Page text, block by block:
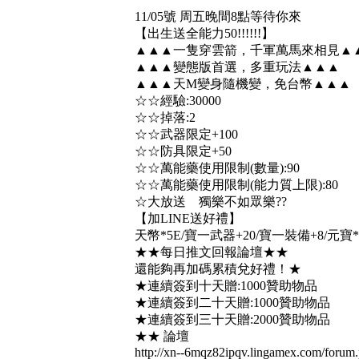
11/05號 周五晚間8點等待你來
【出生送全能力50!!!!!!】
▲▲▲一隻穿雲箭，千軍萬馬來相見
▲▲▲變態版首選，多重玩法▲▲▲
▲▲▲天M變身隨機變，免台幣▲▲▲
☆☆經驗:30000
☆☆掉落:2
☆☆武器限定+100
☆☆防具限定+50
☆☆萬能藥使用限制(數量):90
☆☆萬能藥使用限制(能力質上限):80
☆大放送 獨樂不如眾樂??
【加LINE送好禮】
天幣*5E/寶一武器+20/寶一裝備+8/元寶
★★每日推文回報論壇★★
還能夠再加碼累積兌好禮！★
★連續簽到十天贈:1000贊助物品
★連續簽到二十天贈:1000贊助物品
★連續簽到三十天贈:2000贊助物品
★★ 論壇
http://xn--6mqz82ipqv.lingamex.com/